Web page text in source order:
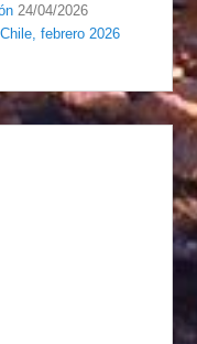
24/04/2026
febrero 2026